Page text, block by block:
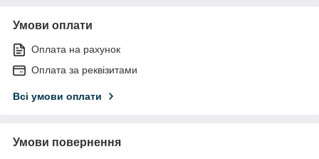
Умови оплати
Оплата на рахунок
Оплата за реквізитами
Всі умови оплати
Умови повернення